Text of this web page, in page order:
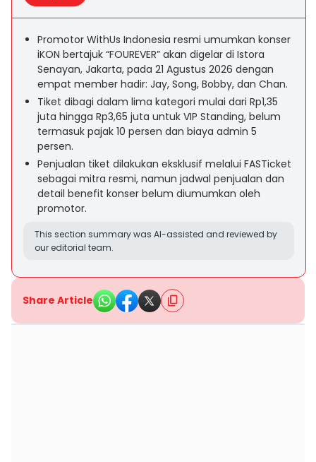
Promotor WithUs Indonesia resmi umumkan konser
iKON bertajuk “FOUREVER” akan digelar di Istora
Senayan, Jakarta, pada 21 Agustus 2026 dengan
empat member hadir: Jay, Song, Bobby, dan Chan.
Tiket dibagi dalam lima kategori mulai dari Rp1,35
juta hingga Rp3,65 juta untuk VIP Standing, belum
termasuk pajak 10 persen dan biaya admin 5
persen.
Penjualan tiket dilakukan eksklusif melalui FASTicket
sebagai mitra resmi, namun jadwal penjualan dan
detail benefit konser belum diumumkan oleh
promotor.
This section summary was AI-assisted and reviewed by
our editorial team.
Share Article